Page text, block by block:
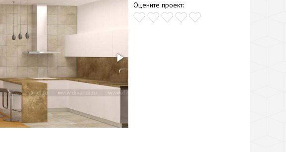
Оцените проект: